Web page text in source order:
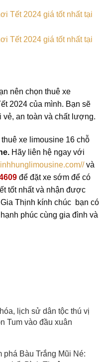
Tết 2024 giá tốt nhất tại
Tết 2024 giá tốt nhất tại
nên chọn thuê xe
2024 của mình. Bạn sẽ
vẻ, an toàn và chất lượng.
xe limousine 16 chỗ
Hãy liên hệ ngay với
và
để đặt xe sớm để có
tốt nhất và nhận được
Thịnh kính chúc bạn có
phúc cùng gia đình và
lịch sử dân tộc thú vị
Tum vào đầu xuân
phá Bàu Trắng Mũi Né: